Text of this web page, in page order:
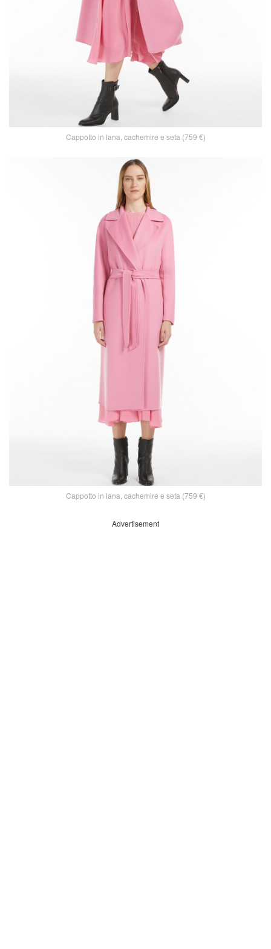
Cappotto in lana, cachemire e seta (759 €)
Cappotto in lana, cachemire e seta (759 €)
Advertisement